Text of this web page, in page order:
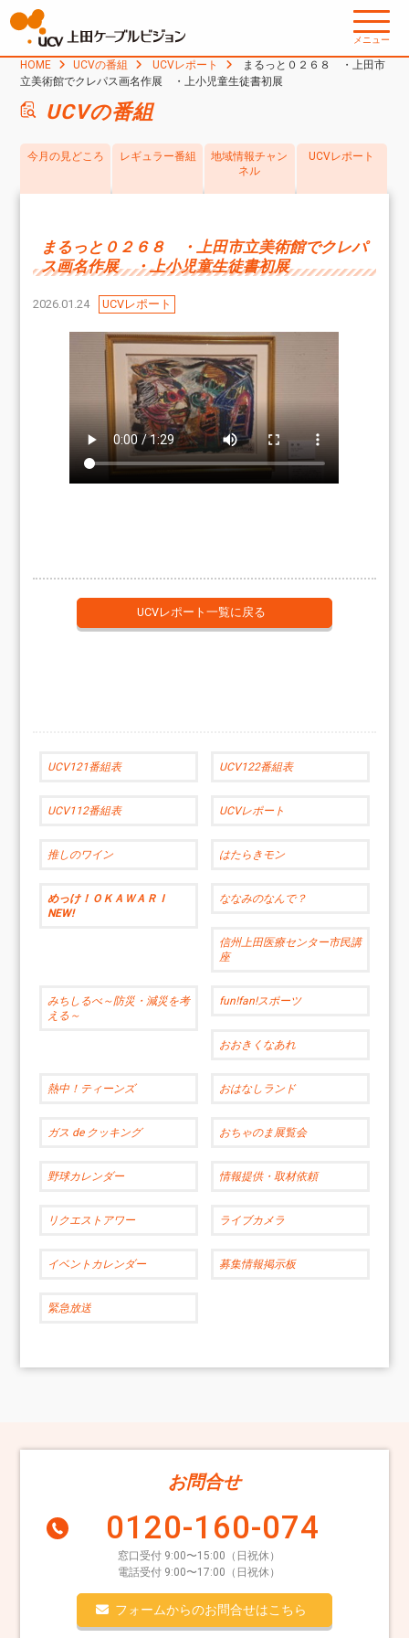
メニュー
HOME UCVの番組 UCVレポート
まるっと０２６８ ・上田市
立美術館でクレパス画名作展 ・上小児童生徒書初展
UCVの番組
今月の見どころ レギュラー番組
地域情報チャン
ネル
UCVレポート
まるっと０２６８ ・上田市立美術館でクレパ
ス画名作展 ・上小児童生徒書初展
2026.01.24 UCVレポート
UCVレポート一覧に戻る
UCV121番組表 UCV122番組表
UCV112番組表 UCVレポート
推しのワイン はたらきモン
めっけ！ＯＫＡＷＡＲＩ
NEW!
ななみのなんで？
信州上田医療センター市民講
座
みちしるべ～防災・減災を考
える～
fun!fan!スポーツ
おおきくなあれ
熱中！ティーンズ おはなしランド
ガス de クッキング おちゃのま展覧会
野球カレンダー 情報提供・取材依頼
リクエストアワー ライブカメラ
イベントカレンダー 募集情報掲示板
緊急放送
お問合せ
0120-160-074
窓口受付 9:00〜15:00（日祝休）
電話受付 9:00〜17:00（日祝休）
フォームからのお問合せはこちら